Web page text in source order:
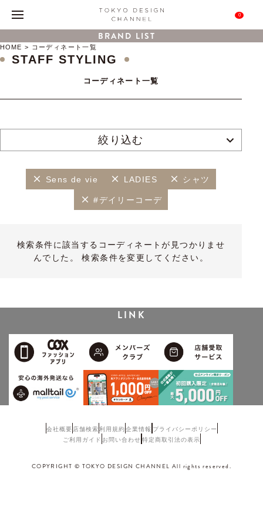
0
BRAND LIST
HOME コーディネート一覧
STAFF STYLING
コーディネート一覧
絞り込む
Sens de vie LADIES シャツ
#デイリーコーデ
検索条件に該当するコーディネートが見つかりませ
んでした。 検索条件を変更してください。
LINK
会社概要 店舗検索利用規約企業情報 プライバシーポリシー
ご利用ガイド お問い合わせ 特定商取引法の表示
COPYRIGHT © TOKYO DESIGN CHANNEL All rights reserved.